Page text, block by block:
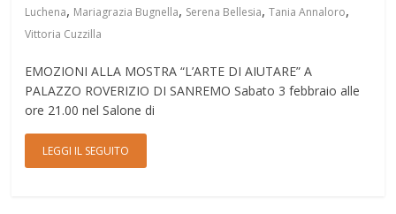
Luchena, Mariagrazia Bugnella, Serena Bellesia,Tania Annaloro,
Vittoria Cuzzilla
EMOZIONI ALLA MOSTRA “L’ARTE DI AIUTARE” A
PALAZZO ROVERIZIO DI SANREMO Sabato 3 febbraio alle
ore 21.00 nel Salone di
LEGGI IL SEGUITO